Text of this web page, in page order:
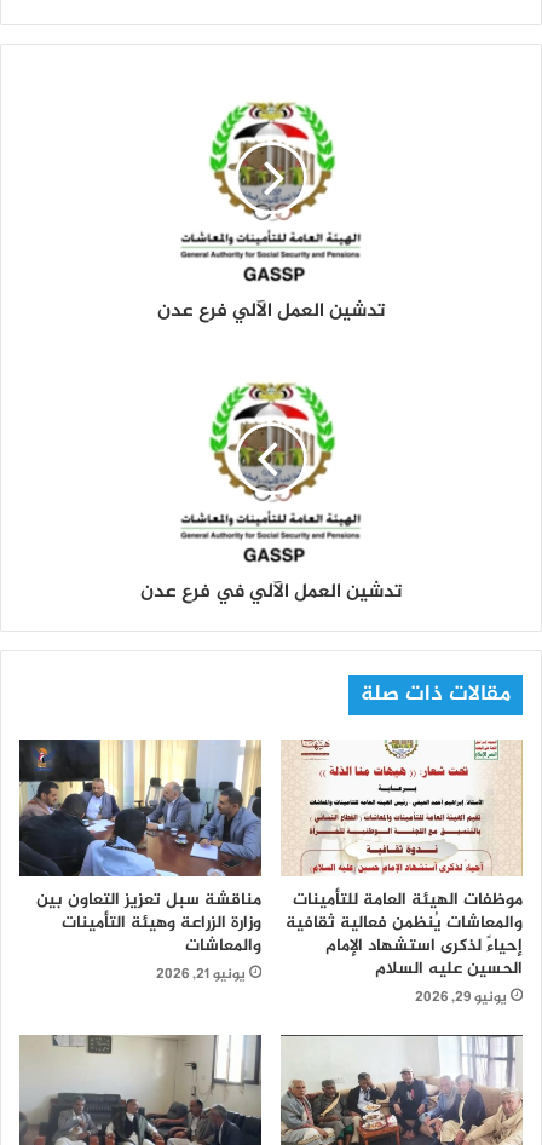
ر
ي
تدشين العمل الآلي فرع عدن
تدشين العمل الآلي في فرع عدن
مقالات ذات صلة
موظفات الهيئة العامة للتأمينات
والمعاشات يُنظمن فعالية ثقافية
إحياءً لذكرى استشهاد الإمام
الحسين عليه السلام
يونيو 29, 2026
مناقشة سبل تعزيز التعاون بين
وزارة الزراعة وهيئة التأمينات
والمعاشات
يونيو 21, 2026